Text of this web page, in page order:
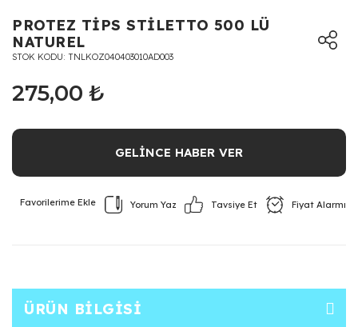
PROTEZ TİPS STİLETTO 500 LÜ
NATUREL
STOK KODU TNLKOZ040403010AD003
275,00 ₺
GELİNCE HABER VER
Yorum Yaz Tavsiye Et Fiyat Alarmı
ÜRÜN BILGISI